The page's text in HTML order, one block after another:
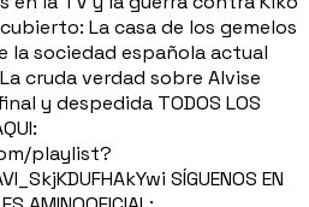
La casa de los gemelos
la sociedad española actual
cruda verdad sobre Alvise
y despedida TODOS LOS
playlist?
SÍGUENOS EN